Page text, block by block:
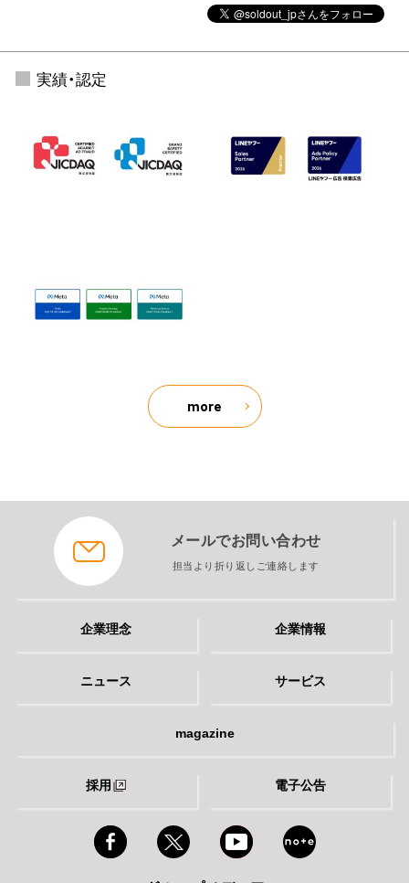
実績・認定
more
メールでお問い合わせ
担当より折り返しご連絡します
企業理念 企業情報
ニュース サービス
magazine
採用 電子公告